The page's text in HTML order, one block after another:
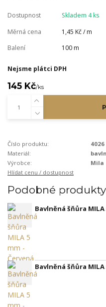
Dostupnost
Skladem 4 ks
Měrná cena
1,45 Kč / m
Balení
100 m
Nejsme plátci DPH
145 Kč/ks
Číslo produktu:
4026
Materiál:
Výrobce:
Mila
Hlídat cenu / dostupnost
Podobné produkty
Bavlněná šňůra MILA
Bavlněná šňůra MILA